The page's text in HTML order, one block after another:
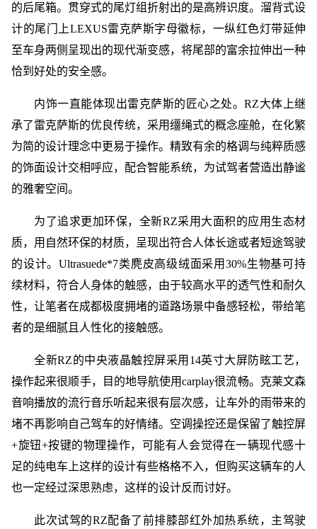
的后尾箱。贯穿式的尾灯组折射出的是高辨识度。溜背式设
计的尾门上LEXUS雷克萨斯字母徽标，一纵红色灯带延伸
至车身两侧呈现出的现代渐变感，将尾部的富余拉伸出一种
恰到好处的安全感。
内饰一直能体现出雷克萨斯的匠心之处。RZ大体上继
承了雷克萨斯的优良传统，采用缰绳式的概念座舱，在化繁
为简的设计理念中更易于操作。精致有余的格调与纯粹质感
的饰面设计交相呼应，配合智能系统，为试驾者营造出静谧
的雅奢空间。
为了追求更加环保，全新RZ采用大面积的应用生态材
质，用自然环保的材质，呈现出符合人体长途或者短途驾驶
的设计。Ultrasuede*7类麂皮高级绒面采用30%生物基可持
续材料，符合人身体的触感，由于较高水平的透气性和耐久
性，让笔者在成都极度拥堵的道路场景中备感轻松，带给笔
者的是细腻且人性化的接触感。
全新RZ的中央液晶触控屏采用14英寸大屏防眩工艺，
操作起来很顺手，目的地导航使用carplay很流畅。克莱文森
音响播放的流行音乐听起来很有层次感，让车外的雨带来的
堵不再影响自己驾车的好情绪。空调操控还是保留了触控屏
+旋钮+按键的物理操作，可能有人会觉得在一辆现代感十
足的纯电车上这样的设计有些格格不入，但购买这辆车的人
也一定经过深思熟虑，这样的设计反而讨好。
此次试驾的RZ配备了前排膝部红外加热系统，主驾驶